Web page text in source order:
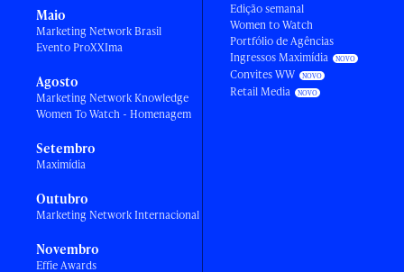
Maio
Marketing Network Brasil
Evento ProXXIma
Agosto
Marketing Network Knowledge
Women To Watch - Homenagem
Setembro
Maximídia
Outubro
Marketing Network Internacional
Novembro
Effie Awards
Edição semanal
Women to Watch
Portfólio de Agências
Ingressos Maximídia
Convites WW
Retail Media